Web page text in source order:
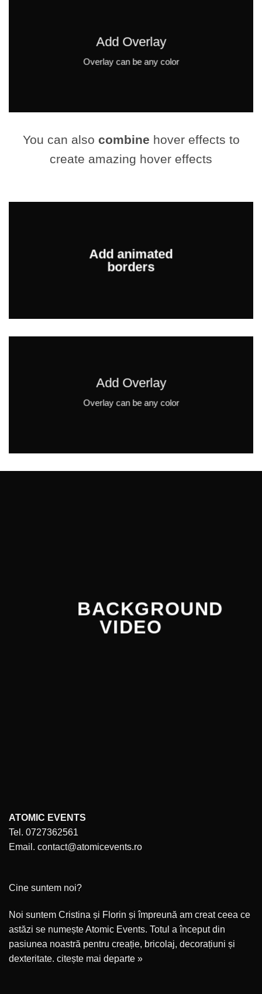
Add Overlay
Overlay can be any color
You can also combine hover effects to
create amazing hover effects
Add animated
borders
Add Overlay
Overlay can be any color
BACKGROUND
VIDEO
ATOMIC EVENTS
Tel. 0727362561
Email. contact@atomicevents.ro
Cine suntem noi?
Noi suntem Cristina și Florin și împreună am creat ceea ce
astăzi se numește Atomic Events. Totul a început din
pasiunea noastră pentru creație, bricolaj, decorațiuni și
dexteritate. citește mai departe »